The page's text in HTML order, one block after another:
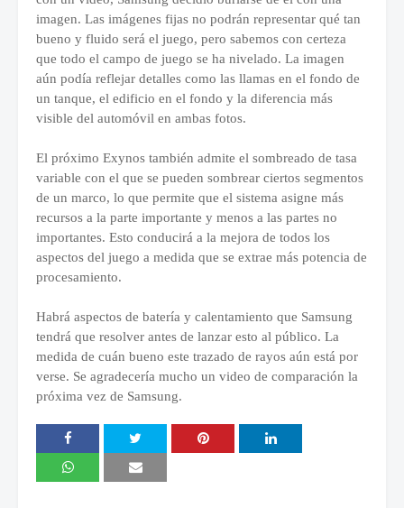
imagen. Las imágenes fijas no podrán representar qué tan
bueno y fluido será el juego, pero sabemos con certeza
que todo el campo de juego se ha nivelado. La imagen
aún podía reflejar detalles como las llamas en el fondo de
un tanque, el edificio en el fondo y la diferencia más
visible del automóvil en ambas fotos.
El próximo Exynos también admite el sombreado de tasa
variable con el que se pueden sombrear ciertos segmentos
de un marco, lo que permite que el sistema asigne más
recursos a la parte importante y menos a las partes no
importantes. Esto conducirá a la mejora de todos los
aspectos del juego a medida que se extrae más potencia de
procesamiento.
Habrá aspectos de batería y calentamiento que Samsung
tendrá que resolver antes de lanzar esto al público. La
medida de cuán bueno este trazado de rayos aún está por
verse. Se agradecería mucho un video de comparación la
próxima vez de Samsung.